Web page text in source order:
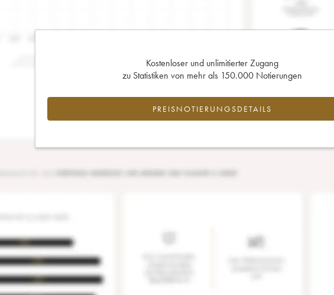
Kostenloser und unlimitierter Zugang
zu Statistiken von mehr als 150.000 Notierungen
PREISNOTIERUNGSDETAILS